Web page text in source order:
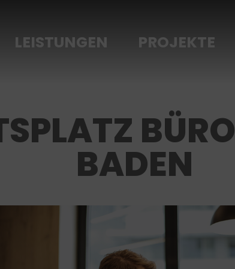
LEISTUNGEN PROJEKTE
BADEN